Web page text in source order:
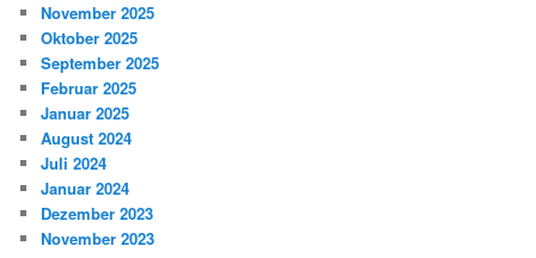
November 2025
Oktober 2025
September 2025
Februar 2025
Januar 2025
August 2024
Juli 2024
Januar 2024
Dezember 2023
November 2023